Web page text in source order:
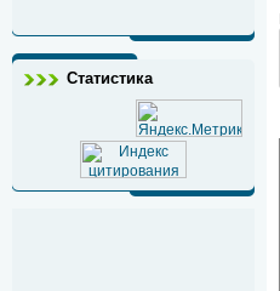
Статистика